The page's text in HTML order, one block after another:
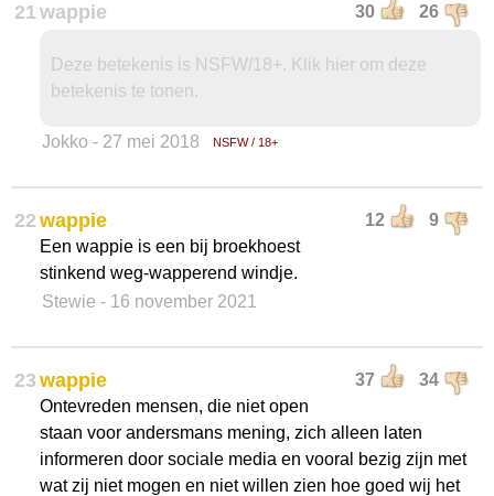
21 30 26
wappie
Deze betekenis is NSFW/18+. Klik hier om deze
betekenis te tonen.
Jokko - 27 mei 2018 NSFW / 18+
22 12 9
wappie
Een wappie is een bij broekhoest
stinkend weg-wapperend windje.
Stewie - 16 november 2021
23 37 34
wappie
Ontevreden mensen, die niet open
staan voor andersmans mening, zich alleen laten
informeren door sociale media en vooral bezig zijn met
wat zij niet mogen en niet willen zien hoe goed wij het